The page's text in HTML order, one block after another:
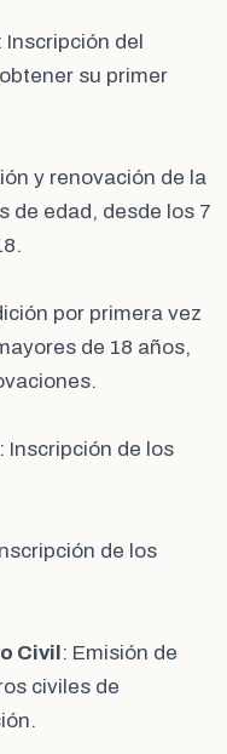
: Inscripción del
su primer
y renovación de la
de edad, desde los 7
por primera vez
de 18 años,
: Inscripción de los
de los
Civil : Emisión de
civiles de